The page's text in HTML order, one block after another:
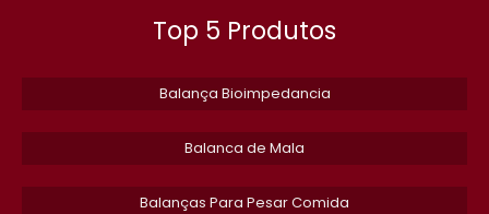
BALANCA ELETRONICA VISOR MOVEL
VENDA DE BALANCA INDUSTRIAIS
PRESTACAO DE SERVICOS EM CALIBRACAO DE BALANCAS
BALANCA DE VARAO 200 KG PRECO
Top 5 Produtos
Balança Bioimpedancia
Balanca de Mala
Balanças Para Pesar Comida